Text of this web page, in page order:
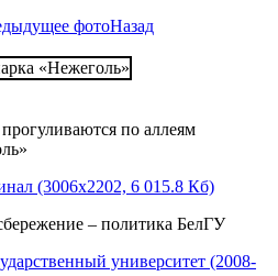
Назад
по аллеям
(3006x2202, 6 015.8 Кб)
– политика БелГУ
университет (2008-